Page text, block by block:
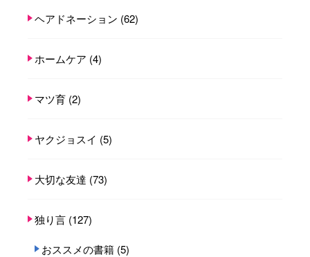
ヘアドネーション (62)
ホームケア (4)
マツ育 (2)
ヤクジョスイ (5)
大切な友達 (73)
独り言 (127)
おススメの書籍 (5)